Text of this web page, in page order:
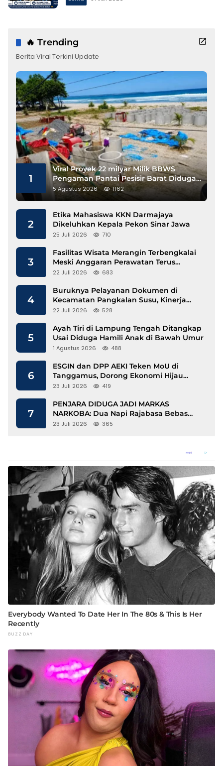
🔥 Trending
Berita Viral Terkini Update
1
Viral Proyek 22 milyar Milik BBWS
Pengaman Pantai Pesisir Barat Diduga
Gunakan Besi Banci
5 Agustus 2026 1162
2
Etika Mahasiswa KKN Darmajaya
Dikeluhkan Kepala Pekon Sinar Jawa
25 Juli 2026 710
3
Fasilitas Wisata Merangin Terbengkalai
Meski Anggaran Perawatan Terus
Mengalir
22 Juli 2026 683
4
Buruknya Pelayanan Dokumen di
Kecamatan Pangkalan Susu, Kinerja
Disdukcapil Langkat Disorot
22 Juli 2026 528
5
Ayah Tiri di Lampung Tengah Ditangkap
Usai Diduga Hamili Anak di Bawah Umur
1 Agustus 2026 488
6
ESGIN dan DPP AEKI Teken MoU di
Tanggamus, Dorong Ekonomi Hijau
Berbasis Kopi dan Perdagangan Karbon
23 Juli 2026 419
7
PENJARA DIDUGA JADI MARKAS
NARKOBA: Dua Napi Rajabasa Bebas
Gunakan HP, Muncul Dugaan
23 Juli 2026 365